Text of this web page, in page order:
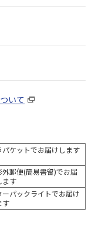
いて
パケットでお届けします
外郵便(簡易書留)でお届
ます
ーパックライトでお届け
す